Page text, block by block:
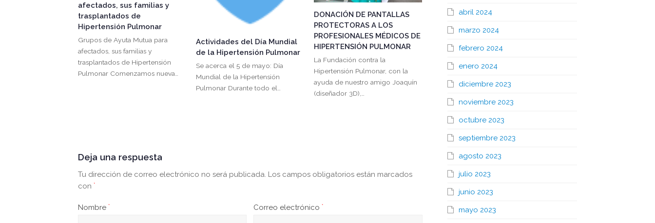
afectados, sus familias y
trasplantados de
Hipertensión Pulmonar
Grupos de Ayuta Mutua para
afectados, sus familias y
trasplantados de Hipertensión
Pulmonar Comenzamos nueva…
Actividades del Día Mundial
de la Hipertensión Pulmonar
Se acerca el 5 de mayo: Día
Mundial de la Hipertensión
Pulmonar Durante todo el…
DONACIÓN DE PANTALLAS
PROTECTORAS A LOS
PROFESIONALES MÉDICOS DE
HIPERTENSIÓN PULMONAR
La Fundación contra la
Hipertensión Pulmonar, con la
ayuda de nuestro amigo Joaquín
(diseñador 3D),…
Deja una respuesta
Tu dirección de correo electrónico no será publicada. Los campos obligatorios están marcados
con *
Nombre * Correo electrónico*
abril 2024
marzo 2024
febrero 2024
enero 2024
diciembre 2023
noviembre 2023
octubre 2023
septiembre 2023
agosto 2023
julio 2023
junio 2023
mayo 2023